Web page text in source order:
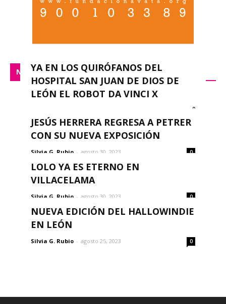
NACIONAL
YA EN LOS QUIRÓFANOS DEL
HOSPITAL SAN JUAN DE DIOS DE
LEÓN EL ROBOT DA VINCI X
0
JESÚS HERRERA REGRESA A PETRER
CON SU NUEVA EXPOSICIÓN
Silvia G. Rubio - agosto 30, 2023 0
LOLO YA ES ETERNO EN
VILLACELAMA
Silvia G. Rubio - agosto 30, 2023 0
NUEVA EDICIÓN DEL HALLOWINDIE
EN LEÓN
Silvia G. Rubio - agosto 25, 2023 0